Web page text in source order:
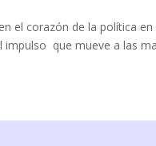
el corazón de la política en
impulso que mueve a las